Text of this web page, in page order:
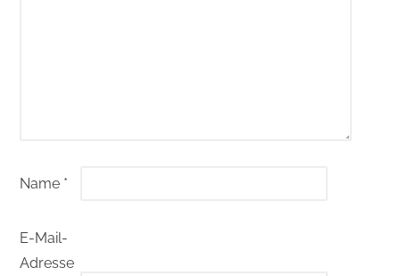
Name *
E-Mail-
Adresse